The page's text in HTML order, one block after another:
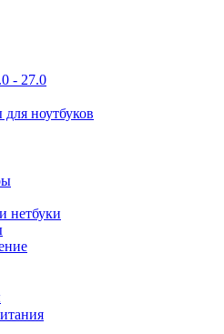
- 27.0
ноутбуков
нетбуки